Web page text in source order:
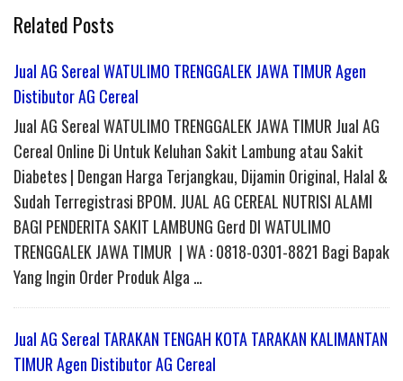
Related Posts
Jual AG Sereal WATULIMO TRENGGALEK JAWA TIMUR Agen
Distibutor AG Cereal
Jual AG Sereal WATULIMO TRENGGALEK JAWA TIMUR Jual AG
Cereal Online Di Untuk Keluhan Sakit Lambung atau Sakit
Diabetes | Dengan Harga Terjangkau, Dijamin Original, Halal &
Sudah Terregistrasi BPOM. JUAL AG CEREAL NUTRISI ALAMI
BAGI PENDERITA SAKIT LAMBUNG Gerd DI WATULIMO
TRENGGALEK JAWA TIMUR | WA : 0818-0301-8821 Bagi Bapak
Yang Ingin Order Produk Alga …
Jual AG Sereal TARAKAN TENGAH KOTA TARAKAN KALIMANTAN
TIMUR Agen Distibutor AG Cereal